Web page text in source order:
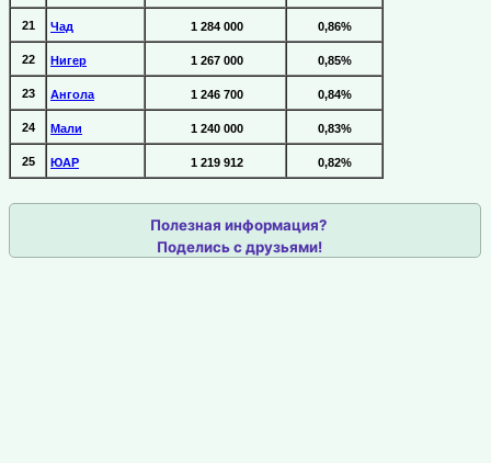
21 Чад 1 284 000 0,86%
22 Нигер 1 267 000 0,85%
23 Ангола 1 246 700 0,84%
24 Мали 1 240 000 0,83%
25 ЮАР 1 219 912 0,82%
Полезная информация?
Поделись с друзьями!